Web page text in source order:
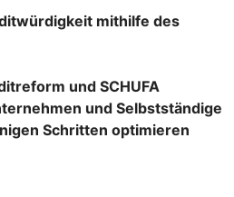
mithilfe des
und SCHUFA
und Selbstständige
Schritten optimieren